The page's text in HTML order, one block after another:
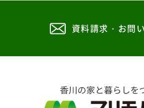
2025年9月
2025年8月
2025年6月
資料請求・お問